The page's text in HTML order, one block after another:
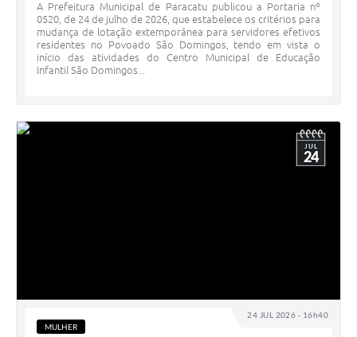
A Prefeitura Municipal de Paracatu publicou a Portaria nº
0520, de 24 de julho de 2026, que estabelece os critérios para
mudança de lotação extemporânea para servidores efetivos
residentes no Povoado São Domingos, tendo em vista o
início das atividades do Centro Municipal de Educação
Infantil São Domingos...
24 JUL 2026 - 16h40
JUL
24
MULHER